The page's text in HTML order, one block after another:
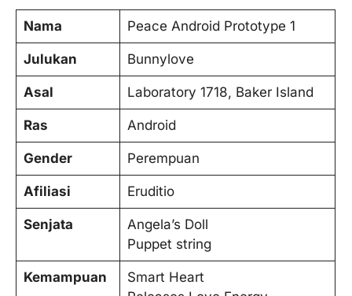
Nama Peace Android Prototype 1
Julukan Bunnylove
Asal Laboratory 1718, Baker Island
Ras Android
Gender Perempuan
Afiliasi Eruditio
Senjata
Angela’s Doll
Puppet string
Kemampuan
Smart Heart